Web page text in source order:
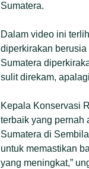
Sumatera.
Dalam video ini
diperkirakan
Sumatera
sulit direkam,
Kepala Konservasi
terbaik yang pernah
Sumatera di
untuk memastikan
yang meningkat,”